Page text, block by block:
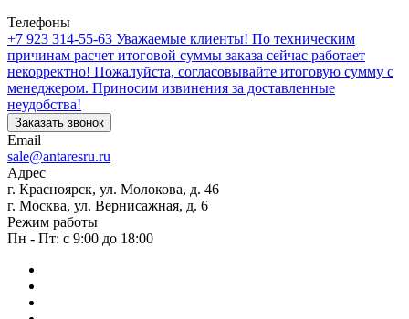
Телефоны
+7 923 314-55-63 Уважаемые клиенты! По техническим
причинам расчет итоговой суммы заказа сейчас работает
некорректно! Пожалуйста, согласовывайте итоговую сумму с
менеджером. Приносим извинения за доставленные
неудобства!
Заказать звонок
Email
sale@antaresru.ru
Адрес
г. Красноярск, ул. Молокова, д. 46
г. Москва, ул. Вернисажная, д. 6
Режим работы
Пн - Пт: с 9:00 до 18:00